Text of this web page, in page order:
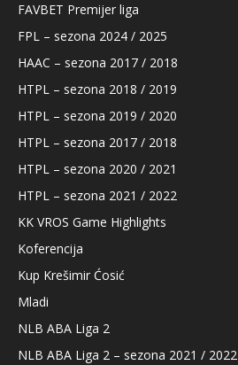
FAVBET Premijer liga
FPL – sezona 2024 / 2025
HAAC – sezona 2017 / 2018
HTPL – sezona 2018 / 2019
HTPL – sezona 2019 / 2020
HTPL – sezona 2017 / 2018
HTPL – sezona 2020 / 2021
HTPL – sezona 2021 / 2022
KK VROS Game Highlights
Koferencija
Kup Krešimir Ćosić
Mladi
NLB ABA Liga 2
NLB ABA Liga 2 – sezona 2021 / 2022